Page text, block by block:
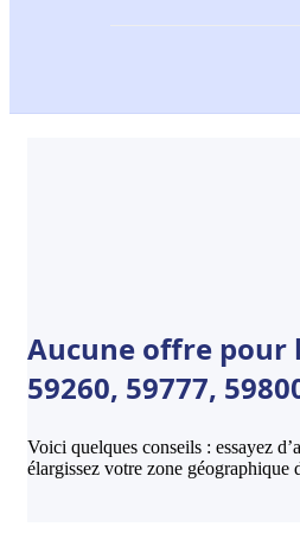
Aucune offre pour
59260, 59777,
Voici quelques conseils : essayez
élargissez votre zone géographique